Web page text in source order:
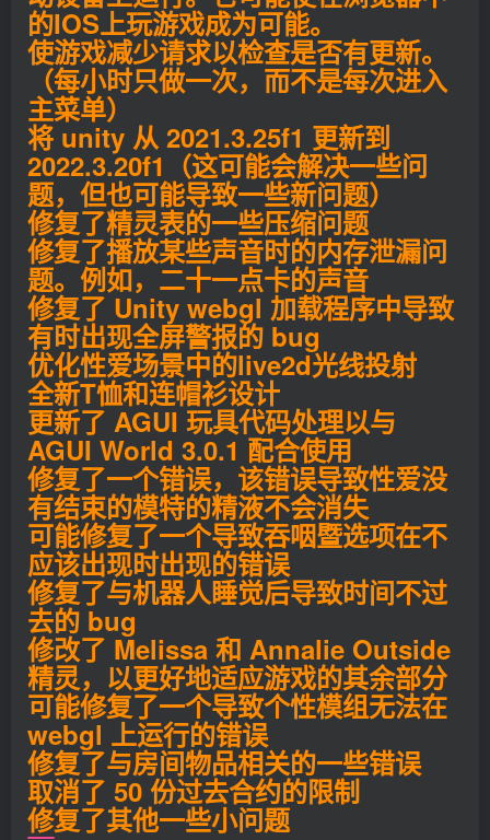
的IOS上玩游戏成为可能。
使游戏减少请求以检查是否有更新。
（每小时只做一次，而不是每次进入
主菜单）
将 unity 从 2021.3.25f1 更新到
2022.3.20f1（这可能会解决一些问
题，但也可能导致一些新问题）
修复了精灵表的一些压缩问题
修复了播放某些声音时的内存泄漏问
题。例如，二十一点卡的声音
修复了 Unity webgl 加载程序中导致
有时出现全屏警报的 bug
优化性爱场景中的live2d光线投射
全新T恤和连帽衫设计
更新了 AGUI 玩具代码处理以与
AGUI World 3.0.1 配合使用
修复了一个错误，该错误导致性爱没
有结束的模特的精液不会消失
可能修复了一个导致吞咽暨选项在不
应该出现时出现的错误
修复了与机器人睡觉后导致时间不过
去的 bug
修改了 Melissa 和 Annalie Outside
精灵，以更好地适应游戏的其余部分
可能修复了一个导致个性模组无法在
webgl 上运行的错误
修复了与房间物品相关的一些错误
取消了 50 份过去合约的限制
修复了其他一些小问题